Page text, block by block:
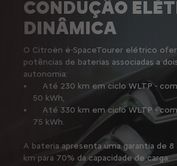
CONDUÇÃO
DINÂMICA
O Citroën ë-SpaceTourer elétrico
potências de baterias associadas a
autonomia:
Até 230 km em ciclo WLTP -
50 kWh,
Até 330 km em ciclo WLTP -
75 kWh.
A bateria apresenta uma garantia de 8
km para 70% da capacidade de carga.